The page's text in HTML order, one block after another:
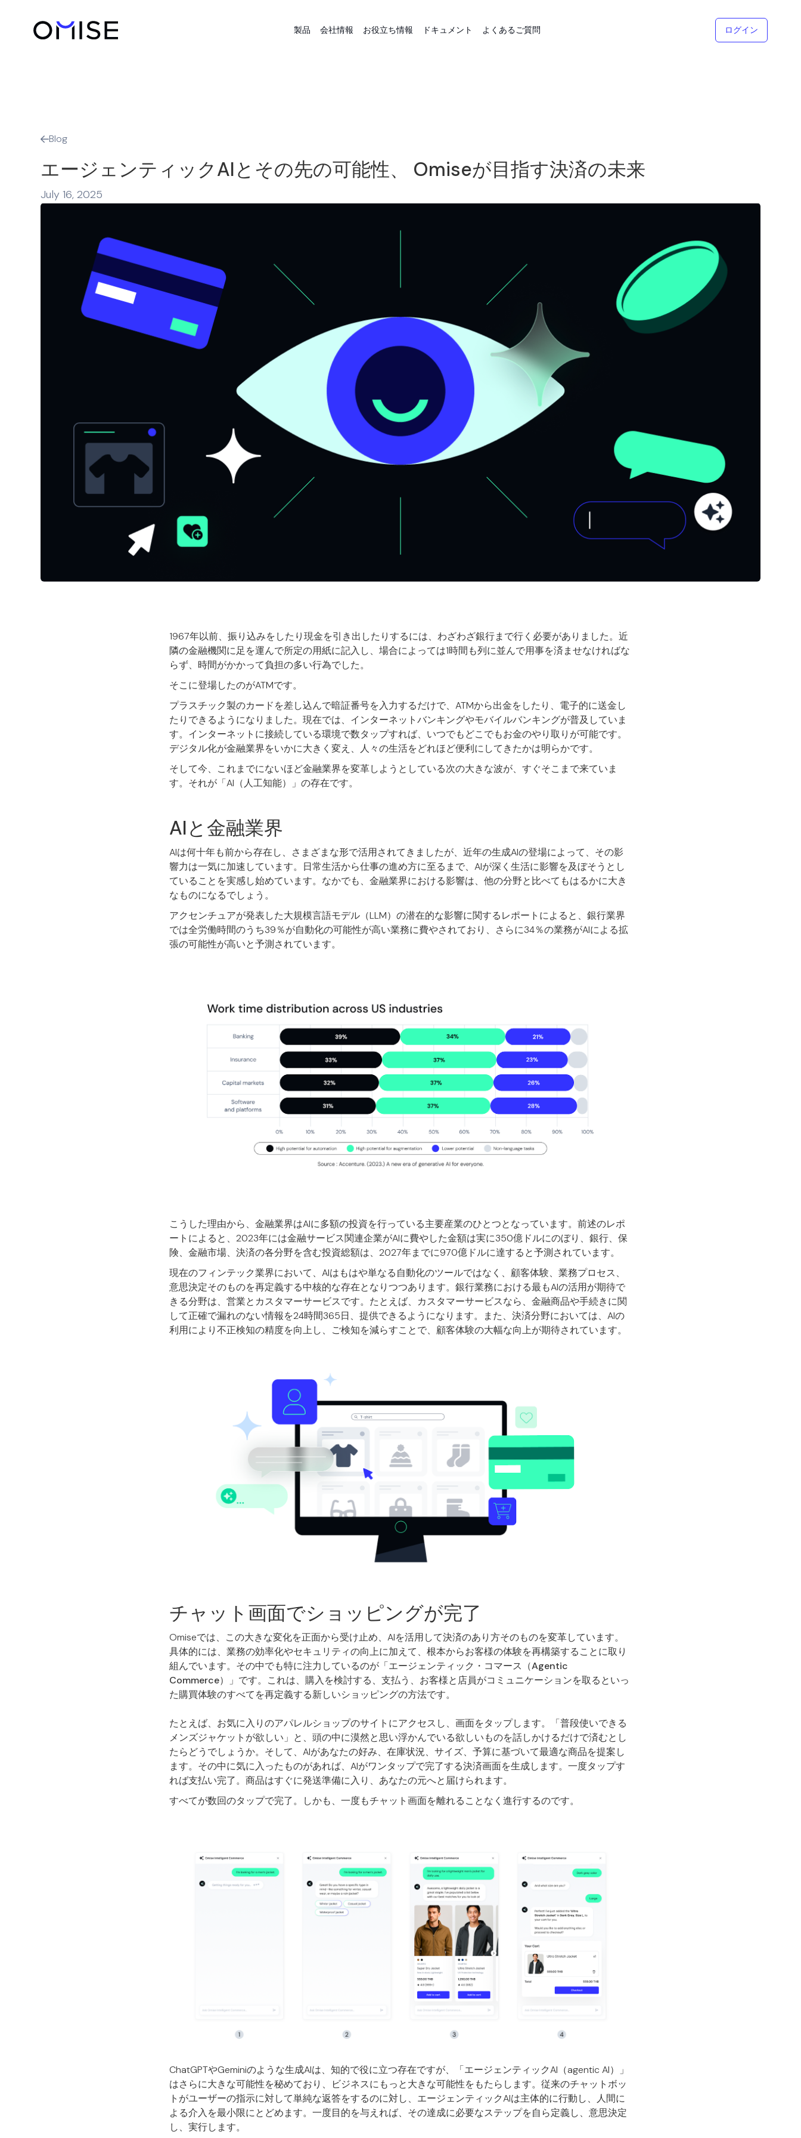
製品 会社情報 お役立ち情報 ドキュメント よくあるご質問 ログイン
Blog
エージェンティックAIとその先の可能性、 Omiseが目指す決済の未来
July 16, 2025
1967年以前、振り込みをしたり現金を引き出したりするには、わざわざ銀行まで行く必要がありました。近
隣の金融機関に足を運んで所定の用紙に記入し、場合によっては1時間も列に並んで用事を済ませなければな
らず、時間がかかって負担の多い行為でした。
そこに登場したのがATMです。
プラスチック製のカードを差し込んで暗証番号を入力するだけで、ATMから出金をしたり、電子的に送金し
たりできるようになりました。現在では、インターネットバンキングやモバイルバンキングが普及していま
す。インターネットに接続している環境で数タップすれば、いつでもどこでもお金のやり取りが可能です。
デジタル化が金融業界をいかに大きく変え、人々の生活をどれほど便利にしてきたかは明らかです。
そして今、これまでにないほど金融業界を変革しようとしている次の大きな波が、すぐそこまで来ていま
す。それが「AI（人工知能）」の存在です。
AIと金融業界
AIは何十年も前から存在し、さまざまな形で活用されてきましたが、近年の生成AIの登場によって、その影
響力は一気に加速しています。日常生活から仕事の進め方に至るまで、AIが深く生活に影響を及ぼそうとし
ていることを実感し始めています。なかでも、金融業界における影響は、他の分野と比べてもはるかに大き
なものになるでしょう。
アクセンチュアが発表した大規模言語モデル（LLM）の潜在的な影響に関するレポートによると、銀行業界
では全労働時間のうち39％が自動化の可能性が高い業務に費やされており、さらに34％の業務がAIによる拡
張の可能性が高いと予測されています。
こうした理由から、金融業界はAIに多額の投資を行っている主要産業のひとつとなっています。前述のレポ
ートによると、2023年には金融サービス関連企業がAIに費やした金額は実に350億ドルにのぼり、銀行、保
険、金融市場、決済の各分野を含む投資総額は、2027年までに970億ドルに達すると予測されています。
現在のフィンテック業界において、AIはもはや単なる自動化のツールではなく、顧客体験、業務プロセス、
意思決定そのものを再定義する中核的な存在となりつつあります。銀行業務における最もAIの活用が期待で
きる分野は、営業とカスタマーサービスです。たとえば、カスタマーサービスなら、金融商品や手続きに関
して正確で漏れのない情報を24時間365日、提供できるようになります。また、決済分野においては、AIの
利用により不正検知の精度を向上し、ご検知を減らすことで、顧客体験の大幅な向上が期待されています。
チャット画面でショッピングが完了
Omiseでは、この大きな変化を正面から受け止め、AIを活用して決済のあり方そのものを変革しています。
具体的には、業務の効率化やセキュリティの向上に加えて、根本からお客様の体験を再構築することに取り
組んでいます。その中でも特に注力しているのが「エージェンティック・コマース（Agentic
Commerce）
」です。これは、購入を検討する、支払う、お客様と店員がコミュニケーションを取るといっ
た購買体験のすべてを再定義する新しいショッピングの方法です。
たとえば、お気に入りのアパレルショップのサイトにアクセスし、画面をタップします。「普段使いできる
メンズジャケットが欲しい」と、頭の中に漠然と思い浮かんでいる欲しいものを話しかけるだけで済むとし
たらどうでしょうか。そして、AIがあなたの好み、在庫状況、サイズ、予算に基づいて最適な商品を提案し
ます。その中に気に入ったものがあれば、AIがワンタップで完了する決済画面を生成します。一度タップす
れば支払い完了。商品はすぐに発送準備に入り、あなたの元へと届けられます。
すべてが数回のタップで完了。しかも、一度もチャット画面を離れることなく進行するのです。
ChatGPTやGeminiのような生成AIは、知的で役に立つ存在ですが、「エージェンティックAI（agentic AI）」
はさらに大きな可能性を秘めており、ビジネスにもっと大きな可能性をもたらします。従来のチャットボッ
トがユーザーの指示に対して単純な返答をするのに対し、エージェンティックAIは主体的に行動し、人間に
よる介入を最小限にとどめます。一度目的を与えれば、その達成に必要なステップを自ら定義し、意思決定
し、実行します。